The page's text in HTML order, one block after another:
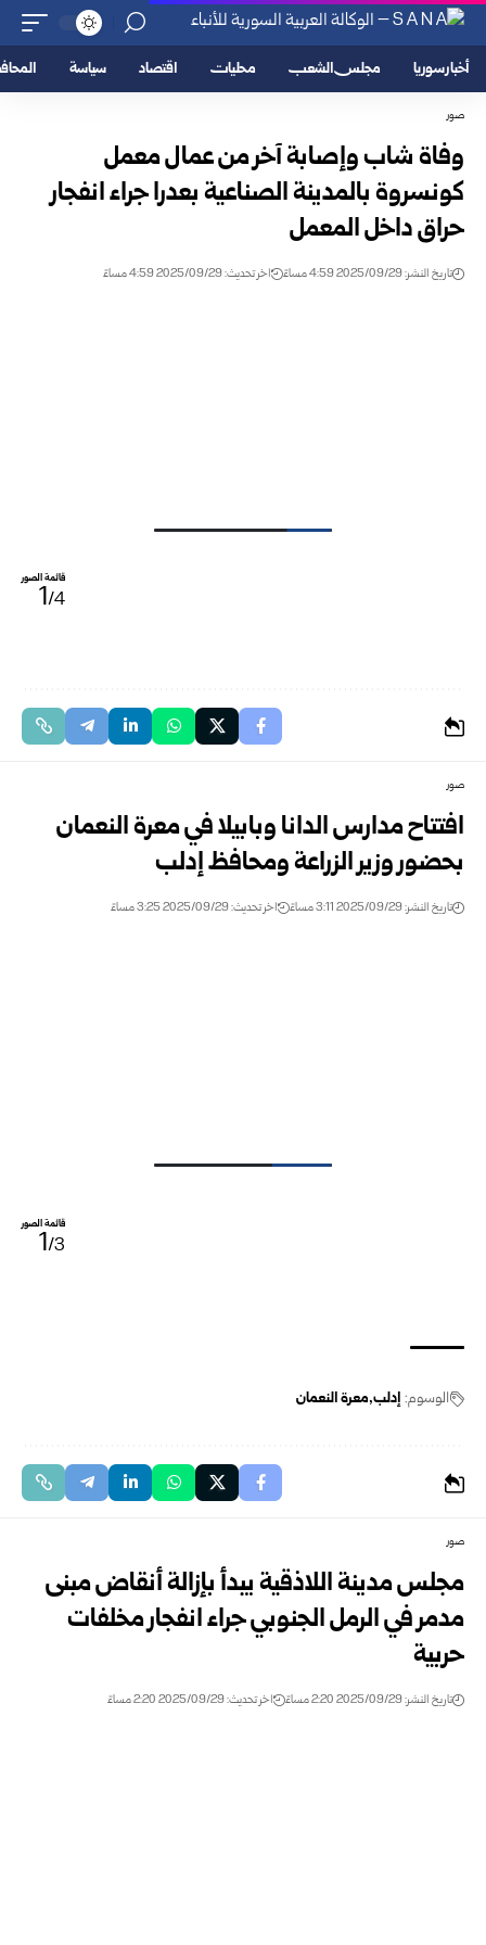
أخبار سوريا مجلس الشعب محليات اقتصاد سياسة
صور
وفاة شاب وإصابة آخر من عمال معمل
كونسروة بالمدينة الصناعية بعدرا جراء انفجار
حراق داخل المعمل
تاريخ النشر: 2025/09/29 4:59 مساءً اخر تحديث: 2025/09/29 4:59 مساءً
قائمة الصور
1/4
صور
افتتاح مدارس الدانا وبابيلا في معرة النعمان
بحضور وزير الزراعة ومحافظ إدلب
تاريخ النشر: 2025/09/29 3:11 مساءً اخر تحديث: 2025/09/29 3:25 مساءً
قائمة الصور
1/3
الوسوم: إدلب معرة النعمان
صور
مجلس مدينة اللاذقية يبدأ بإزالة أنقاض مبنى
مدمر في الرمل الجنوبي جراء انفجار مخلفات
حربية
تاريخ النشر: 2025/09/29 2:20 مساءً اخر تحديث: 2025/09/29 2:20 مساءً